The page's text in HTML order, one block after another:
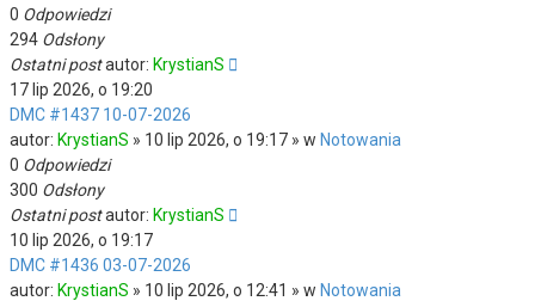
0 Odpowiedzi
294 Odsłony
Ostatni postautor: KrystianS
17 lip 2026, o 19:20
DMC #1437 10-07-2026
autor: KrystianS » 10 lip 2026, o 19:17 » w Notowania
0 Odpowiedzi
300 Odsłony
Ostatni postautor: KrystianS
10 lip 2026, o 19:17
DMC #1436 03-07-2026
autor: KrystianS » 10 lip 2026, o 12:41 » w Notowania